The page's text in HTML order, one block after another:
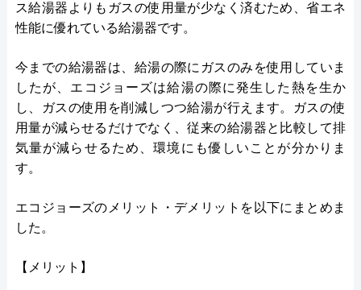
ス給湯器よりもガスの使用量が少なく済むため、省エネ
性能に優れている給湯器です。
今までの給湯器は、給湯の際にガスのみを使用していま
したが、エコジョーズは給湯の際に発生した熱を生か
し、ガスの使用を削減しつつ給湯が行えます。ガスの使
用量が減らせるだけでなく、従来の給湯器と比較して排
気量が減らせるため、環境にも優しいことが分かりま
す。
エコジョーズのメリット・デメリットを以下にまとめま
した。
【メリット】